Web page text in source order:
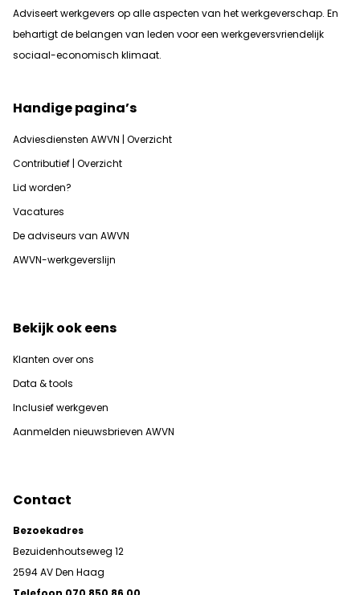
Adviseert werkgevers op alle aspecten van het werkgeverschap. En
behartigt de belangen van leden voor een werkgeversvriendelijk
sociaal-economisch klimaat.
Handige pagina’s
Adviesdiensten AWVN | Overzicht
Contributief | Overzicht
Lid worden?
Vacatures
De adviseurs van AWVN
AWVN-werkgeverslijn
Bekijk ook eens
Klanten over ons
Data & tools
Inclusief werkgeven
Aanmelden nieuwsbrieven AWVN
Contact
Bezoekadres
Bezuidenhoutseweg 12
2594 AV Den Haag